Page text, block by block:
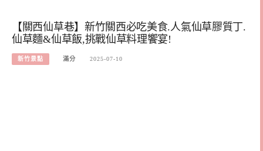
【關西仙草巷】新竹關西必吃美食.人氣仙草膠質丁.
仙草麵&仙草飯,挑戰仙草料理饗宴!
新竹景點 滿分 2025-07-10